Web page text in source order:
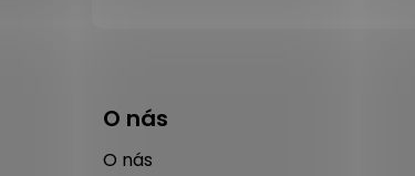
O nás
O nás